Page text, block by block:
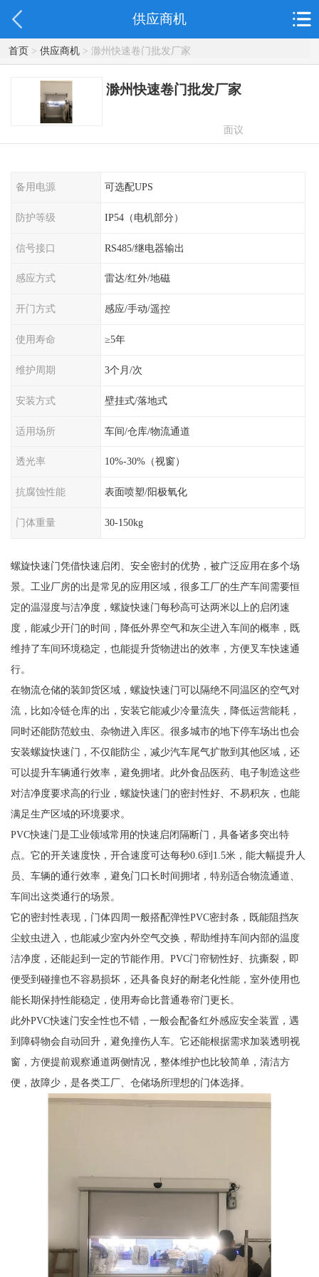
供应商机
首页> 供应商机> 滁州快速卷门批发厂家
滁州快速卷门批发厂家
面议
备用电源 可选配UPS
防护等级 IP54（电机部分）
信号接口 RS485/继电器输出
感应方式 雷达/红外/地磁
开门方式 感应/手动/遥控
使用寿命 ≥5年
维护周期 3个月/次
安装方式 壁挂式/落地式
适用场所 车间/仓库/物流通道
透光率 10%-30%（视窗）
抗腐蚀性能 表面喷塑/阳极氧化
门体重量 30-150kg
螺旋快速门凭借快速启闭、安全密封的优势，被广泛应用在多个场
景。工业厂房的出是常见的应用区域，很多工厂的生产车间需要恒
定的温湿度与洁净度，螺旋快速门每秒高可达两米以上的启闭速
度，能减少开门的时间，降低外界空气和灰尘进入车间的概率，既
维持了车间环境稳定，也能提升货物进出的效率，方便叉车快速通
行。
在物流仓储的装卸货区域，螺旋快速门可以隔绝不同温区的空气对
流，比如冷链仓库的出，安装它能减少冷量流失，降低运营能耗，
同时还能防范蚊虫、杂物进入库区。很多城市的地下停车场出也会
安装螺旋快速门，不仅能防尘，减少汽车尾气扩散到其他区域，还
可以提升车辆通行效率，避免拥堵。此外食品医药、电子制造这些
对洁净度要求高的行业，螺旋快速门的密封性好、不易积灰，也能
满足生产区域的环境要求。
PVC快速门是工业领域常用的快速启闭隔断门，具备诸多突出特
点。它的开关速度快，开合速度可达每秒0.6到1.5米，能大幅提升人
员、车辆的通行效率，避免门口长时间拥堵，特别适合物流通道、
车间出这类通行的场景。
它的密封性表现，门体四周一般搭配弹性PVC密封条，既能阻挡灰
尘蚊虫进入，也能减少室内外空气交换，帮助维持车间内部的温度
洁净度，还能起到一定的节能作用。PVC门帘韧性好、抗撕裂，即
便受到碰撞也不容易损坏，还具备良好的耐老化性能，室外使用也
能长期保持性能稳定，使用寿命比普通卷帘门更长。
此外PVC快速门安全性也不错，一般会配备红外感应安全装置，遇
到障碍物会自动回升，避免撞伤人车。它还能根据需求加装透明视
窗，方便提前观察通道两侧情况，整体维护也比较简单，清洁方
便，故障少，是各类工厂、仓储场所理想的门体选择。